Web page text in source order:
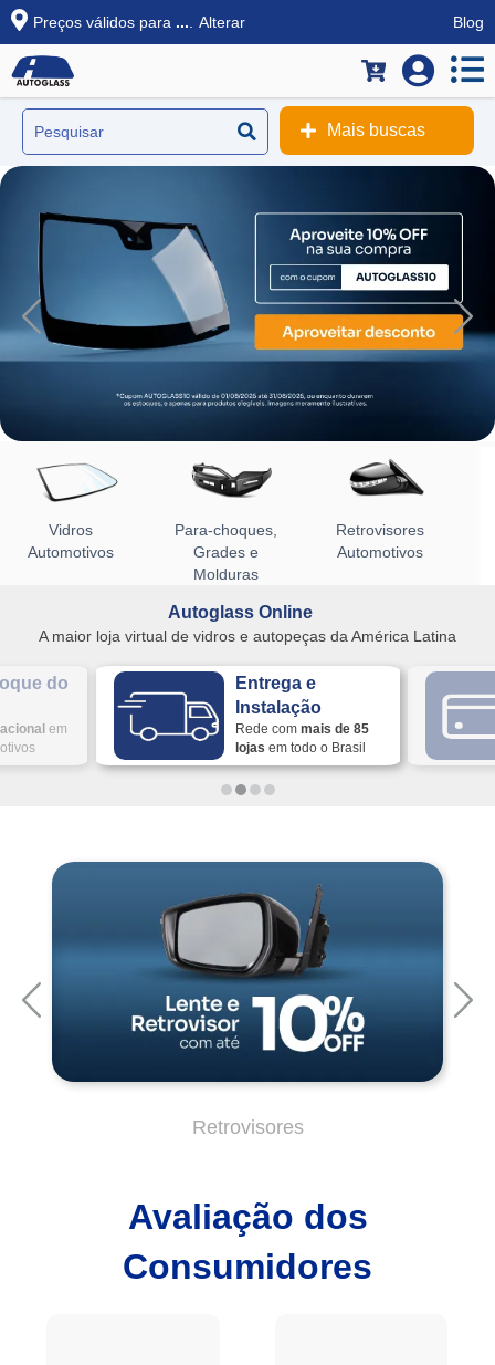
Preços válidos para ... Alterar Blog
Mais buscas
Vidros
Automotivos
Para-choques,
Grades e
Molduras
Retrovisores
Automotivos
Autoglass Online
A maior loja virtual de vidros e autopeças da América Latina
do
em
Entrega e
Instalação
Rede com mais de 85
lojas em todo o Brasil
Avaliação dos
Consumidores